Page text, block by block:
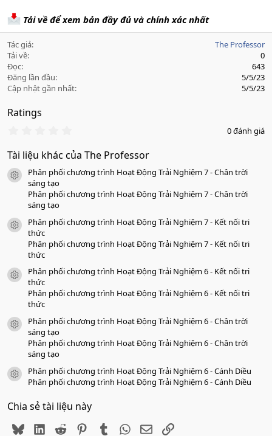
Tải về để xem bản đầy đủ và chính xác nhất
Tác giả
The Professor
Tải về
0
Đọc
643
Đăng lần đầu
5/5/23
Cập nhật gần nhất
5/5/23
Ratings
0
0
a
0 đánh giá
Tài liệu khác của The Professor
icon tài liệu
Phân phối chương trình Hoạt Động Trải Nghiệm 7 - Chân trời
sáng tạo
Phân phối chương trình Hoạt Động Trải Nghiệm 7 - Chân trời
sáng tạo
icon tài liệu
Phân phối chương trình Hoạt Động Trải Nghiệm 7 - Kết nối tri
thức
Phân phối chương trình Hoạt Động Trải Nghiệm 7 - Kết nối tri
thức
icon tài liệu
Phân phối chương trình Hoạt Động Trải Nghiệm 6 - Kết nối tri
thức
Phân phối chương trình Hoạt Động Trải Nghiệm 6 - Kết nối tri
thức
icon tài liệu
Phân phối chương trình Hoạt Động Trải Nghiệm 6 - Chân trời
sáng tạo
Phân phối chương trình Hoạt Động Trải Nghiệm 6 - Chân trời
sáng tạo
icon tài liệu
Phân phối chương trình Hoạt Động Trải Nghiệm 6 - Cánh Diều
Phân phối chương trình Hoạt Động Trải Nghiệm 6 - Cánh Diều
Chia sẻ tài liệu này
BlueskyLinkedIn
Reddit PinterestTumblr WhatsApp
EmailLink